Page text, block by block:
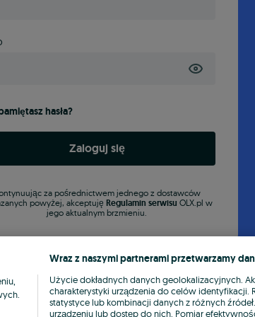
hasła?
Zaloguj się
za pośrednictwem jednego z dostawców
powyżej, akceptuję Regulamin serwisu OLX.pl w
jego aktualnym brzmieniu.
Wraz z naszymi partnerami przetwarzamy
Użycie dokładnych danych geolokalizacyjnych.
charakterystyki urządzenia do celów identyfikacji.
statystyce lub kombinacji danych z różnych
urządzeniu lub dostęp do nich. Pomiar